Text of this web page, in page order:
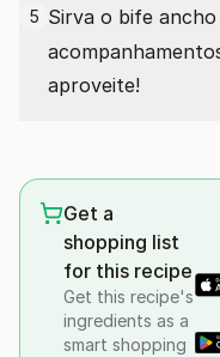
5 Sirva o bife ancho
aproveite!
Get a
shopping list
for this recipe
Get this recipe's
ingredients as a
smart shopping